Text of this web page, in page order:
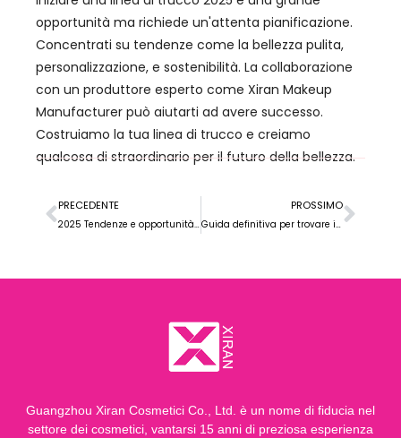
opportunità ma richiede un'attenta pianificazione.
Concentrati su tendenze come la bellezza pulita,
personalizzazione, e sostenibilità. La collaborazione
con un produttore esperto come Xiran Makeup
Manufacturer può aiutarti ad avere successo.
Costruiamo la tua linea di trucco e creiamo
qualcosa di straordinario per il futuro della bellezza.
PRECEDENTE
2025 Tendenze e opportunità del mercato del trucco
PROSSIMO
Guida definitiva per trovare il giusto produttore di cosmetici OEM
Guangzhou Xiran Cosmetici Co., Ltd. è un nome di fiducia nel
settore dei cosmetici, vantarsi 15 anni di preziosa esperienza